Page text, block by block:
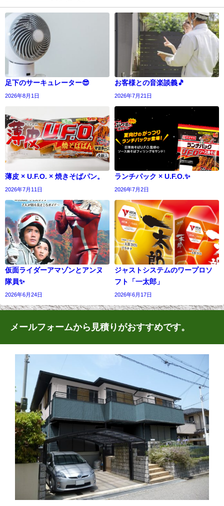
足下のサーキュレーター😎
2026年8月1日
お客様との音楽談義🎵
2026年7月21日
薄皮 × U.F.O. × 焼きそばパン。
2026年7月11日
ランチパック × U.F.O.✨
2026年7月2日
仮面ライダーアマゾンとアンヌ
隊員✨
2026年6月24日
ジャストシステムのワープロソ
フト「一太郎」
2026年6月17日
メールフォームから見積りがおすすめです。